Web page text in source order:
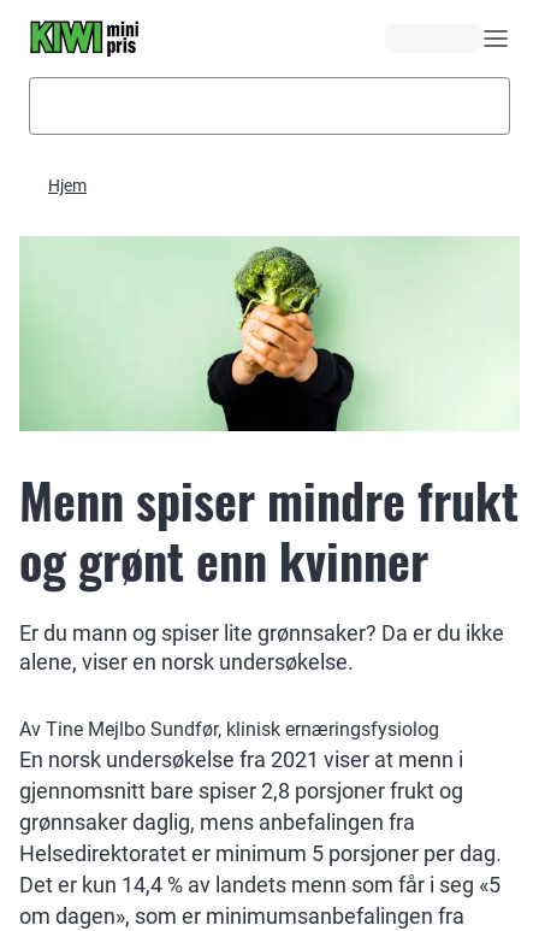
Hjem
Menn spiser mindre frukt
og grønt enn kvinner
Er du mann og spiser lite grønnsaker? Da er du ikke
alene, viser en norsk undersøkelse.
Av Tine Mejlbo Sundfør, klinisk ernæringsfysiolog
En norsk undersøkelse fra 2021 viser at menn i
gjennomsnitt bare spiser 2,8 porsjoner frukt og
grønnsaker daglig, mens anbefalingen fra
Helsedirektoratet er minimum 5 porsjoner per dag.
Det er kun 14,4 % av landets menn som får i seg «5
om dagen», som er minimumsanbefalingen fra